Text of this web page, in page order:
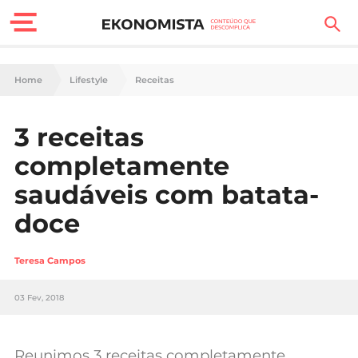
Finanças Pessoais
Carreira
Casa
Lifestyle
Sociedade
Tecnologia
Negócios
Home Lifestyle Receitas
3 receitas
completamente
saudáveis com batata-
doce
Teresa Campos
03 Fev, 2018